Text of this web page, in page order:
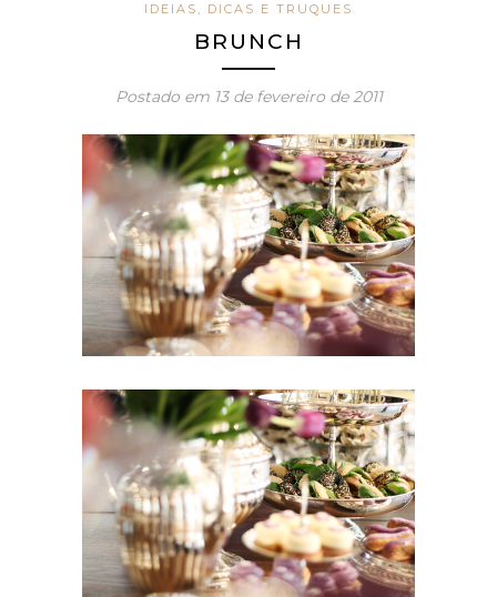
IDEIAS, DICAS E TRUQUES
BRUNCH
Postado em 13 de fevereiro de 2011